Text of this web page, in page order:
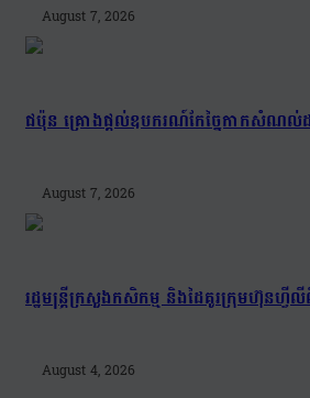
August 7, 2026
ជប៉ុន គ្រោងផ្តល់ឧបករណ៍កែច្នៃកាកសំណល់
August 7, 2026
រដ្ឋមន្រ្តីក្រសួងកសិកម្ម និងដៃគូរក្រុមហ៊ុនហ្
August 4, 2026